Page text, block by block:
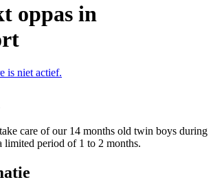
oppas in
is niet actief.
care of our 14 months old twin boys during
limited period of 1 to 2 months.